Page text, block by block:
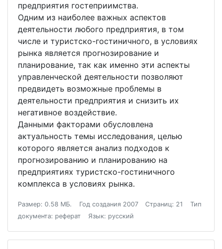
предприятия гостеприимства.
Одним из наиболее важных аспектов
деятельности любого предприятия, в том
числе и туристско-гостиничного, в условиях
рынка является прогнозирование и
планирование, так как именно эти аспекты
управленческой деятельности позволяют
предвидеть возможные проблемы в
деятельности предприятия и снизить их
негативное воздействие.
Данными факторами обусловлена
актуальность темы исследования, целью
которого является анализ подходов к
прогнозированию и планированию на
предприятиях туристско-гостиничного
комплекса в условиях рынка.
Размер: 0.58 МБ. Год создания 2007 Страниц: 21
Тип
документа: реферат
Язык: русский